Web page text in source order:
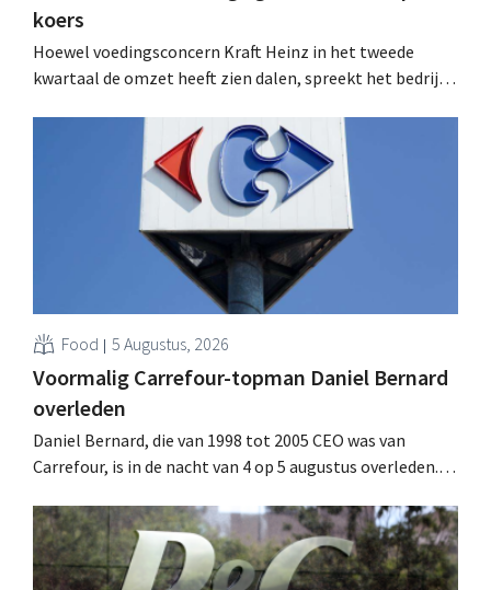
koers
Hoewel voedingsconcern Kraft Heinz in het tweede
kwartaal de omzet heeft zien dalen, spreekt het bedrijf
multinational verhoogt de investeringen en de
vooruitzichten.
Food 5 Augustus, 2026
Voormalig Carrefour-topman Daniel Bernard
overleden
Daniel Bernard, die van 1998 tot 2005 CEO was van
Carrefour, is in de nacht van 4 op 5 augustus overleden.
retailer, realiseerde de fusie met Promodès en nam
toenmalig Belgisch marktleider GB over.